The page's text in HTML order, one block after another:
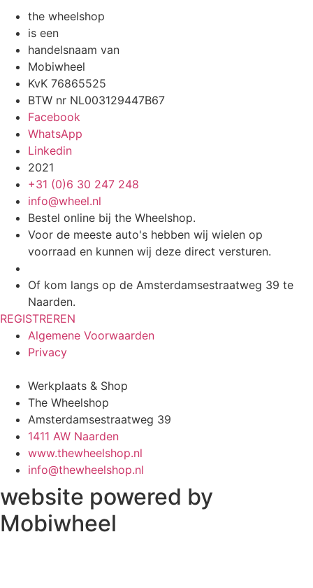
the wheelshop
is een
handelsnaam van
Mobiwheel
KvK 76865525
BTW nr NL003129447B67
Facebook
WhatsApp
Linkedin
2021
+31 (0)6 30 247 248
info@wheel.nl
Bestel online bij the Wheelshop.
Voor de meeste auto's hebben wij wielen op
voorraad en kunnen wij deze direct versturen.
Of kom langs op de Amsterdamsestraatweg 39 te
Naarden.
REGISTREREN
Algemene Voorwaarden
Privacy
Werkplaats & Shop
The Wheelshop
Amsterdamsestraatweg 39
1411 AW Naarden
www.thewheelshop.nl
info@thewheelshop.nl
website powered by
Mobiwheel